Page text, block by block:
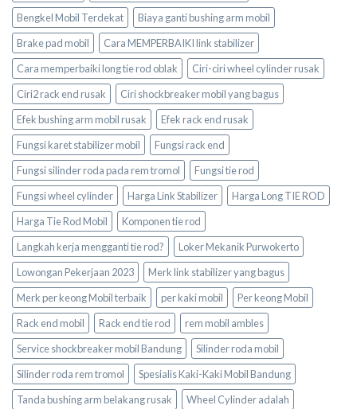
Bengkel Mobil Terdekat
Biaya ganti bushing arm mobil
Brake pad mobil
Cara MEMPERBAIKI link stabilizer
Cara memperbaiki long tie rod oblak
Ciri-ciri wheel cylinder rusak
Ciri2 rack end rusak
Ciri shockbreaker mobil yang bagus
Efek bushing arm mobil rusak
Efek rack end rusak
Fungsi karet stabilizer mobil
Fungsi rack end
Fungsi silinder roda pada rem tromol
Fungsi tie rod
Fungsi wheel cylinder
Harga Link Stabilizer
Harga Long TIE ROD
Harga Tie Rod Mobil
Komponen tie rod
Langkah kerja mengganti tie rod?
Loker Mekanik Purwokerto
Lowongan Pekerjaan 2023
Merk link stabilizer yang bagus
Merk per keong Mobil terbaik
per kaki mobil
Per keong Mobil
Rack end mobil
Rack end tie rod
rem mobil ambles
Service shockbreaker mobil Bandung
Silinder roda mobil
Silinder roda rem tromol
Spesialis Kaki-Kaki Mobil Bandung
Tanda bushing arm belakang rusak
Wheel Cylinder adalah